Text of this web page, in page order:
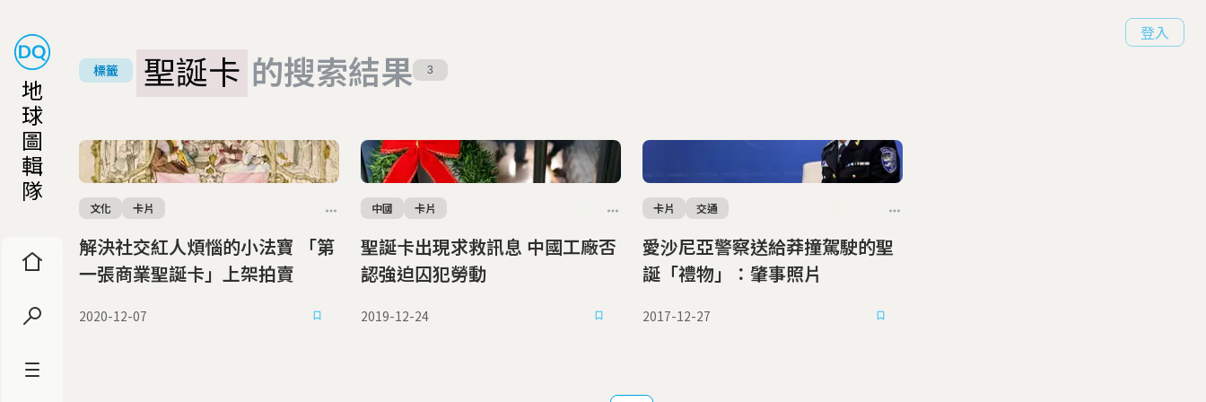
地
球
圖
輯
隊
登入
標籤 聖誕卡 的搜索結果 3
解決社交紅人煩惱的小法寶 「第
一張商業聖誕卡」上架拍賣
文化 卡片
2020-12-07
聖誕卡出現求救訊息 中國工廠否
認強迫囚犯勞動
中國 卡片
2019-12-24
愛沙尼亞警察送給莽撞駕駛的聖
誕「禮物」：肇事照片
卡片 交通
2017-12-27